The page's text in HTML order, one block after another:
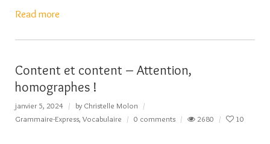
Read more
Content et content – Attention,
homographes !
janvier 5, 2024 by Christelle Molon
Grammaire-Express, Vocabulaire 0 comments 2680 10